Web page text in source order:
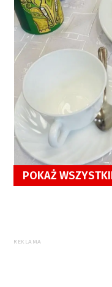
POKAŻ
REKLAMA